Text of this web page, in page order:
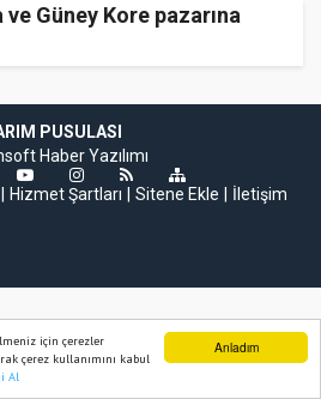
Anladım
için çerezler
çerez kullanımını kabul
Al
Güney Kore pazarına
PUSULASI
Haber Yazılımı
Hizmet Şartları Sitene Ekle İletişim